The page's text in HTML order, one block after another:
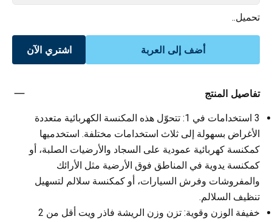
تحميل..
أضف إلى العربة اشتري الآن
تفاصيل المنتج
3 استخدامات في 1: تتحوّل هذه المكنسة الكهربائية متعددة
الأغراض بسهولة إلى ثلاث استخدامات مختلفة. استخدميها
كمكنسة كهربائية عمودية على السجاد والأرضيات الصلبة، أو
كمكنسة يدوية في المناطق فوق الأرضية مثل الأرائك
والمفروشات وفرش السيارات، أو كمكنسة سلالم لتسهيل
تنظيف السلالم.
خفيفة الوزن وقوية: تزن وزن الريشة فاذر ويت أقل من 2